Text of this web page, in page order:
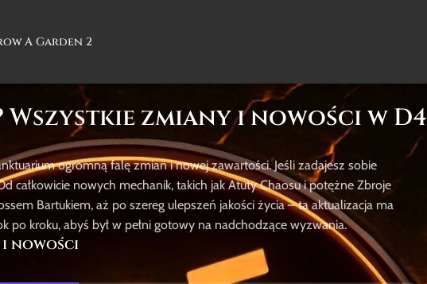
A Garden 2
Wszystkie zmiany i nowości w D4
ogromną falę zmian i nowej zawartości. Jeśli zadajesz sobie
całkowicie nowych mechanik, takich jak Atuty Chaosu i potężne Zbroje
Bartukiem, aż po szereg ulepszeń jakości życia – ta aktualizacja ma
kroku, abyś był w pełni gotowy na nadchodzące wyzwania.
i nowości